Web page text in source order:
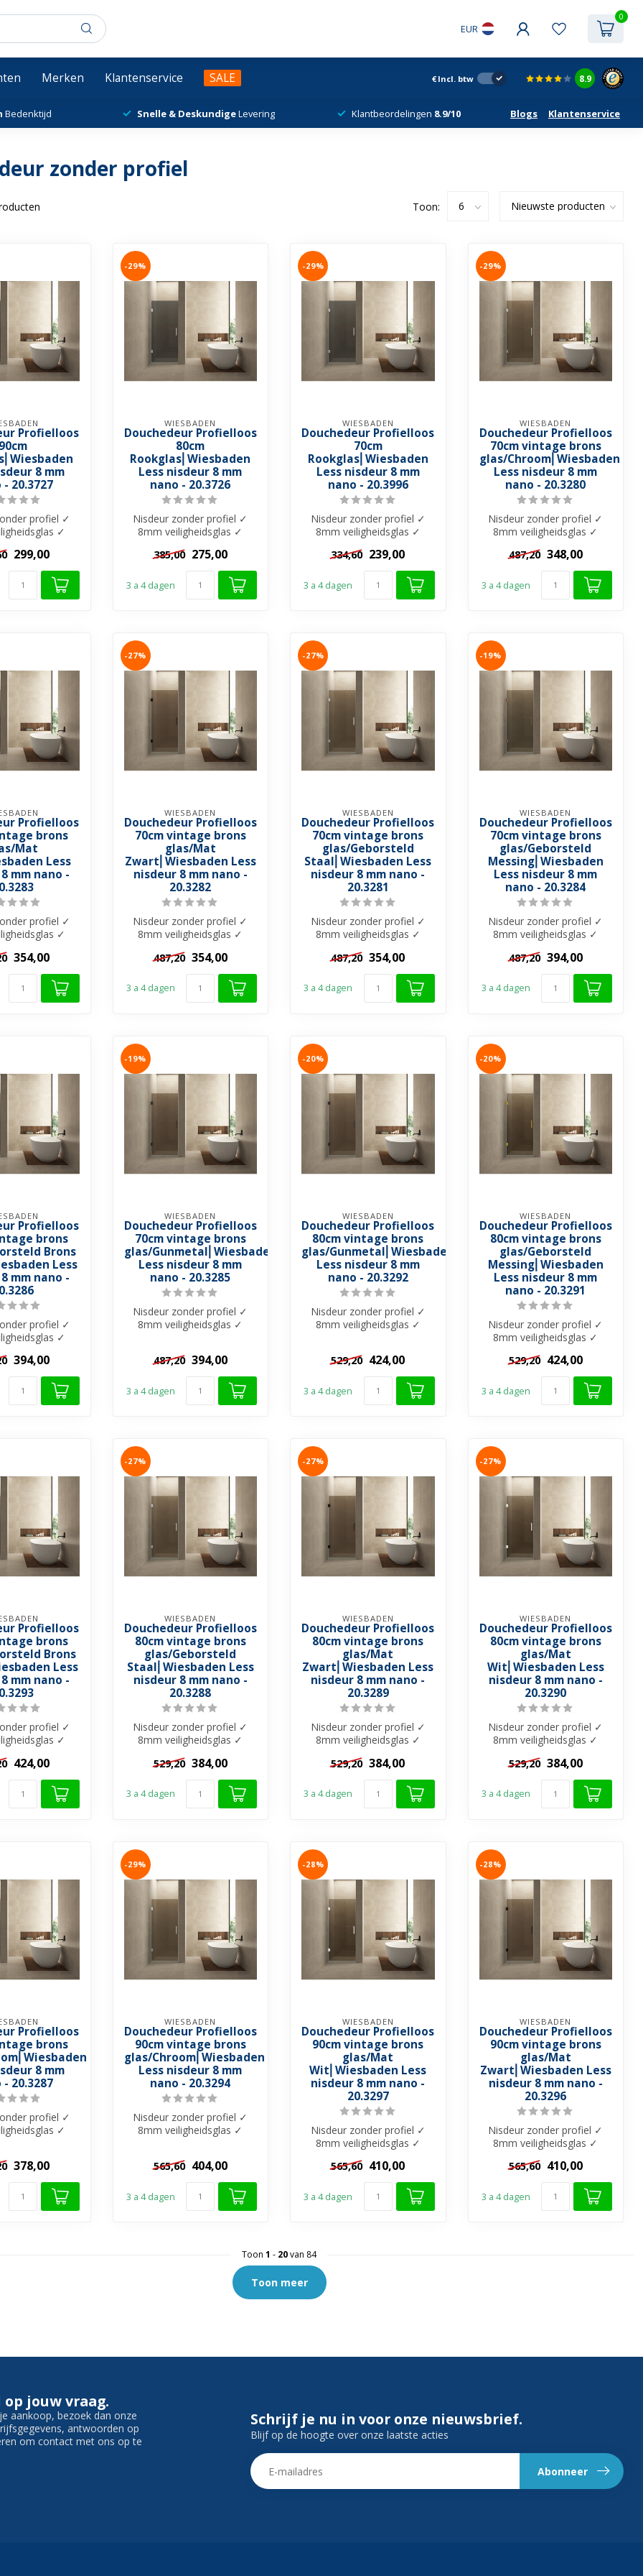
EUR
0
Merken Klantenservice SALE € Incl. btw 8.9
Bedenktijd Snelle & DeskundigeLevering Klantbeordelingen 8.9/10 Blogs Klantenservice
zonder profiel
Toon:
Profielloos
90cm
8 mm
20.3727
profiel ✓
✓
299,00
-29%
WIESBADEN
Douchedeur Profielloos
80cm
Rookglas⎢Wiesbaden
Less nisdeur 8 mm
nano - 20.3726
Nisdeur zonder profiel ✓
8mm veiligheidsglas ✓
✓ Muur...
385,00 275,00
3 a 4 dagen
-29%
WIESBADEN
Douchedeur Profielloos
70cm
Rookglas⎢Wiesbaden
Less nisdeur 8 mm
nano - 20.3996
Nisdeur zonder profiel ✓
8mm veiligheidsglas ✓
✓ Muur...
334,60 239,00
3 a 4 dagen
-29%
WIESBADEN
Douchedeur Profielloos
70cm vintage brons
glas/Chroom⎢Wiesbaden
Less nisdeur 8 mm
nano - 20.3280
Nisdeur zonder profiel ✓
8mm veiligheidsglas ✓
Nano-Coati...
487,20 348,00
3 a 4 dagen
Profielloos
brons
Mat
Less
mm nano -
profiel ✓
✓
Coati...
354,00
-27%
WIESBADEN
Douchedeur Profielloos
70cm vintage brons
glas/Mat
Zwart⎢Wiesbaden Less
nisdeur 8 mm nano -
20.3282
Nisdeur zonder profiel ✓
8mm veiligheidsglas ✓
Nano-Coati...
487,20 354,00
3 a 4 dagen
-27%
WIESBADEN
Douchedeur Profielloos
70cm vintage brons
glas/Geborsteld
Staal⎢Wiesbaden Less
nisdeur 8 mm nano -
20.3281
Nisdeur zonder profiel ✓
8mm veiligheidsglas ✓
Nano-Coati...
487,20 354,00
3 a 4 dagen
-19%
WIESBADEN
Douchedeur Profielloos
70cm vintage brons
glas/Geborsteld
Messing⎢Wiesbaden
Less nisdeur 8 mm
nano - 20.3284
Nisdeur zonder profiel ✓
8mm veiligheidsglas ✓
Nano-Coati...
487,20 394,00
3 a 4 dagen
Profielloos
brons
Brons
Less
mm nano -
profiel ✓
✓
Coati...
394,00
-19%
WIESBADEN
Douchedeur Profielloos
70cm vintage brons
glas/Gunmetal⎢Wiesbaden
Less nisdeur 8 mm
nano - 20.3285
Nisdeur zonder profiel ✓
8mm veiligheidsglas ✓
487,20 394,00
3 a 4 dagen
-20%
WIESBADEN
Douchedeur Profielloos
80cm vintage brons
glas/Gunmetal⎢Wiesbaden
Less nisdeur 8 mm
nano - 20.3292
Nisdeur zonder profiel ✓
8mm veiligheidsglas ✓
529,20 424,00
3 a 4 dagen
-20%
WIESBADEN
Douchedeur Profielloos
80cm vintage brons
glas/Geborsteld
Messing⎢Wiesbaden
Less nisdeur 8 mm
nano - 20.3291
Nisdeur zonder profiel ✓
8mm veiligheidsglas ✓
Nano-Coati...
529,20 424,00
3 a 4 dagen
Profielloos
brons
Brons
Less
mm nano -
profiel ✓
✓
Coati...
424,00
-27%
WIESBADEN
Douchedeur Profielloos
80cm vintage brons
glas/Geborsteld
Staal⎢Wiesbaden Less
nisdeur 8 mm nano -
20.3288
Nisdeur zonder profiel ✓
8mm veiligheidsglas ✓
Nano-Coati...
529,20 384,00
3 a 4 dagen
-27%
WIESBADEN
Douchedeur Profielloos
80cm vintage brons
glas/Mat
Zwart⎢Wiesbaden Less
nisdeur 8 mm nano -
20.3289
Nisdeur zonder profiel ✓
8mm veiligheidsglas ✓
Nano-Coati...
529,20 384,00
3 a 4 dagen
-27%
WIESBADEN
Douchedeur Profielloos
80cm vintage brons
glas/Mat
Wit⎢Wiesbaden Less
nisdeur 8 mm nano -
20.3290
Nisdeur zonder profiel ✓
8mm veiligheidsglas ✓
Nano-Coati...
529,20 384,00
3 a 4 dagen
Profielloos
brons
8 mm
20.3287
profiel ✓
✓
378,00
-29%
WIESBADEN
Douchedeur Profielloos
90cm vintage brons
glas/Chroom⎢Wiesbaden
Less nisdeur 8 mm
nano - 20.3294
Nisdeur zonder profiel ✓
8mm veiligheidsglas ✓
565,60 404,00
3 a 4 dagen
-28%
WIESBADEN
Douchedeur Profielloos
90cm vintage brons
glas/Mat
Wit⎢Wiesbaden Less
nisdeur 8 mm nano -
20.3297
Nisdeur zonder profiel ✓
8mm veiligheidsglas ✓
Nano-Coati...
565,60 410,00
3 a 4 dagen
-28%
WIESBADEN
Douchedeur Profielloos
90cm vintage brons
glas/Mat
Zwart⎢Wiesbaden Less
nisdeur 8 mm nano -
20.3296
Nisdeur zonder profiel ✓
8mm veiligheidsglas ✓
Nano-Coati...
565,60 410,00
3 a 4 dagen
Toon 1 - 20van 84
Toon meer
jouw vraag.
aankoop, bezoek dan onze
antwoorden op
om contact met ons op te
Schrijf je nu in voor onze nieuwsbrief.
Blijf op de hoogte over onze laatste acties
Abonneer